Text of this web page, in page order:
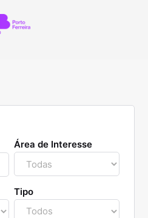
Área de Interesse
Tipo